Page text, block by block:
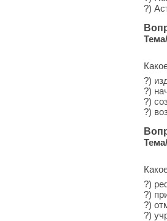
?)
?)
?)
?)
?)
?)
?)
?)
?)